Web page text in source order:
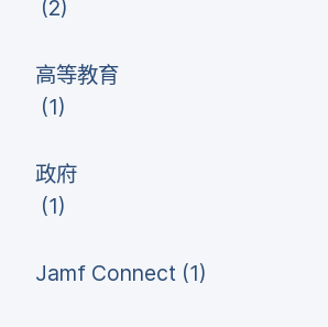
(2)
高​等​教育
(1)
政府
(1)
Jamf Connect (1)